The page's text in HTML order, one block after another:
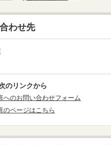
わせ先
のリンクから
へのお問い合わせフォーム
のページはこちら